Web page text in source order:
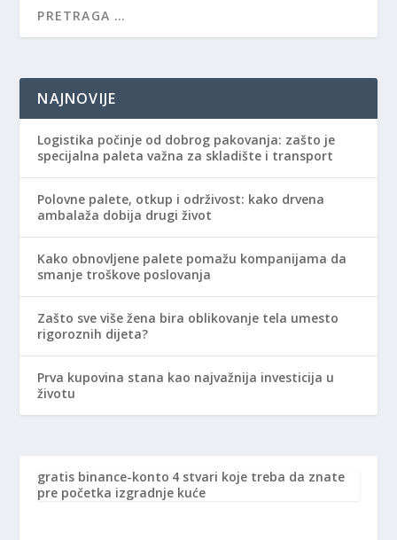
NAJNOVIJE
Logistika počinje od dobrog pakovanja: zašto je
specijalna paleta važna za skladište i transport
Polovne palete, otkup i održivost: kako drvena
ambalaža dobija drugi život
Kako obnovljene palete pomažu kompanijama da
smanje troškove poslovanja
Zašto sve više žena bira oblikovanje tela umesto
rigoroznih dijeta?
Prva kupovina stana kao najvažnija investicija u
životu
gratis binance-konto 4 stvari koje treba da znate
pre početka izgradnje kuće